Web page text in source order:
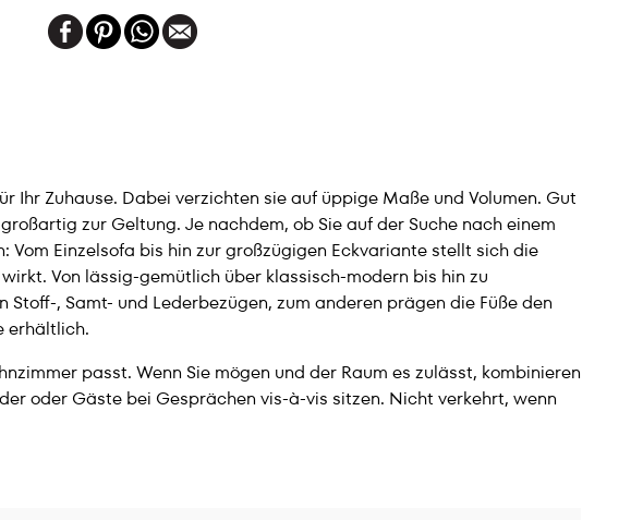
Ihr Zuhause. Dabei verzichten sie auf üppige Maße und Volumen. Gut
zur Geltung. Je nachdem, ob Sie auf der Suche nach einem
Einzelsofa bis hin zur großzügigen Eckvariante stellt sich die
Von lässig-gemütlich über klassisch-modern bis hin zu
, Samt- und Lederbezügen, zum anderen prägen die Füße den
erhältlich.
passt. Wenn Sie mögen und der Raum es zulässt, kombinieren
oder Gäste bei Gesprächen vis-à-vis sitzen. Nicht verkehrt, wenn